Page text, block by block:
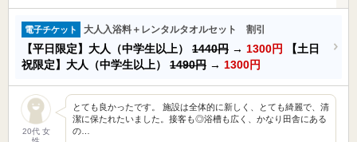
電子チケット 大人入浴料＋レンタルタオルセット 割引
【平日限定】大人（中学生以上） 1440円 → 1300円
【土日
祝限定】大人（中学生以上） 1490円 → 1300円
20代 女
とても良かったです。 施設は全体的に新しく、とても綺麗で、清
潔に保たれたいました。接客も◎浴槽も広く、かなり田舎にある
の…